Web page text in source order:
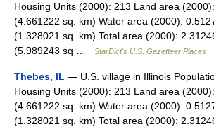
Housing Units (2000): 213 Land area
(4.661222 sq. km) Water area (2000):
(1.328021 sq. km) Total area (2000):
(5.989243 sq …
StarDict's U.S. Gazetteer Places
Thebes, IL — U.S. village in Illinois
Housing Units (2000): 213 Land area
(4.661222 sq. km) Water area (2000):
(1.328021 sq. km) Total area (2000):